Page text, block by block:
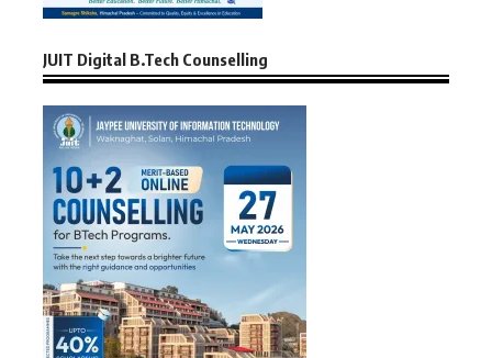
JUIT Digital B.Tech Counselling